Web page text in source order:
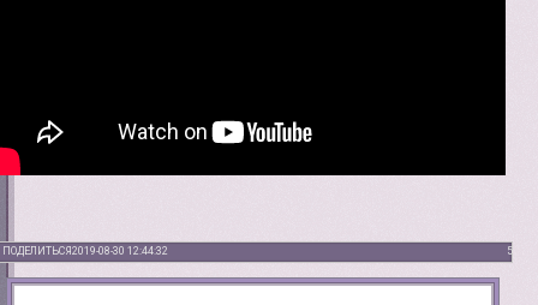
ПОДЕЛИТЬСЯ 5
2019-08-30 12:44:32